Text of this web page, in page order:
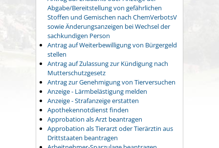
Abgabe/Bereitstellung von gefährlichen
Stoffen und Gemischen nach ChemVerbotsV
sowie Änderungsanzeigen bei Wechsel der
sachkundigen Person
Antrag auf Weiterbewilligung von Bürgergeld
stellen
Antrag auf Zulassung zur Kündigung nach
Mutterschutzgesetz
Antrag zur Genehmigung von Tierversuchen
Anzeige - Lärmbelästigung melden
Anzeige - Strafanzeige erstatten
Apothekennotdienst finden
Approbation als Arzt beantragen
Approbation als Tierarzt oder Tierärztin aus
Drittstaaten beantragen